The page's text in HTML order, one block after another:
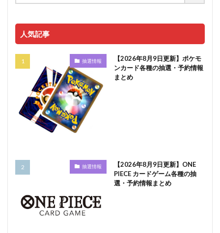
人気記事
抽選情報
【2026年8月9日更新】ポケモ
ンカード各種の抽選・予約情報
まとめ
抽選情報
【2026年8月9日更新】ONE
PIECE カードゲーム各種の抽
選・予約情報まとめ